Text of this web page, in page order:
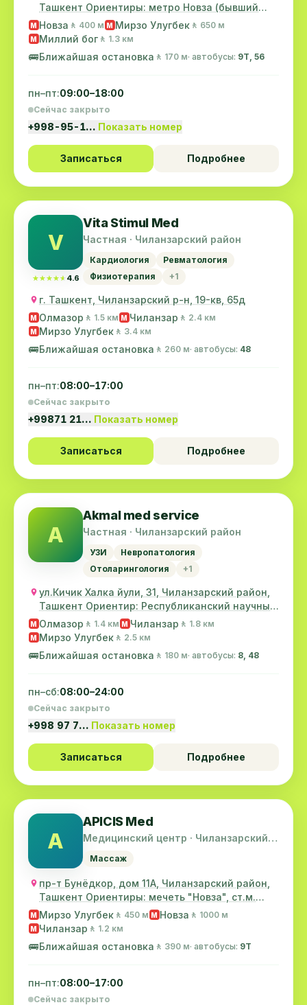
Ташкент Ориентиры: метро Новза (бывший
метро Хамз...
M Новза 🚶 400 м M Мирзо Улугбек 🚶 650 м
M Миллий бог 🚶 1.3 км
🚌Ближайшая остановка 🚶 170 м· автобусы: 9Т, 56
пн–пт:09:00–18:00
Сейчас закрыто
+998-95-1… Показать номер
Записаться Подробнее
V
★★★★★
★★★★★ 4.6
Vita Stimul Med
Частная · Чиланзарский район
Кардиология
Ревматология
Физиотерапия
+1
г. Ташкент, Чиланзарский р-н, 19-кв, 65д
M Олмазор 🚶 1.5 км M Чиланзар 🚶 2.4 км
M Мирзо Улугбек 🚶 3.4 км
🚌Ближайшая остановка 🚶 260 м· автобусы: 48
пн–пт:08:00–17:00
Сейчас закрыто
+99871 21… Показать номер
Записаться Подробнее
A
Akmal med service
Частная · Чиланзарский район
УЗИ
Невропатология
Отоларингология
+1
ул.Кичик Халка йули, 31, Чиланзарский район,
Ташкент Ориентир: Республиканский научный
цен...
M Олмазор 🚶 1.4 км M Чиланзар 🚶 1.8 км
M Мирзо Улугбек 🚶 2.5 км
🚌Ближайшая остановка 🚶 180 м· автобусы: 8, 48
пн–сб:08:00–24:00
Сейчас закрыто
+998 97 7… Показать номер
Записаться Подробнее
A
APICIS Med
Медицинский центр · Чиланзарский
Массаж
пр-т Бунёдкор, дом 11А, Чиланзарский район,
Ташкент Ориентиры: мечеть "Новза", ст.м.
"Новз...
M Мирзо Улугбек 🚶 450 м M Новза 🚶 1000 м
M Чиланзар 🚶 1.2 км
🚌Ближайшая остановка 🚶 390 м· автобусы: 9Т
пн–пт:08:00–17:00
Сейчас закрыто